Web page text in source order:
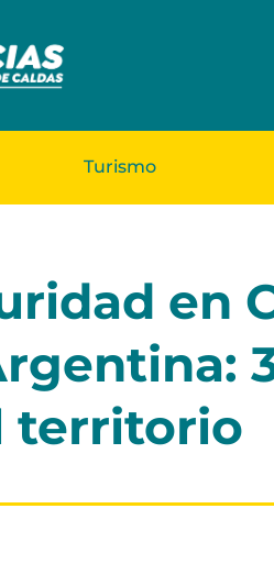
Turismo
en
territorio